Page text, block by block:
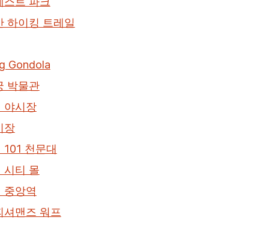
하이킹 트레일
Gondola
박물관
야시장
장
101 천문대
시티 몰
중앙역
셔맨즈 워프